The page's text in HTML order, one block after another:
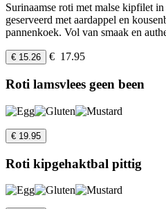
Surinaamse roti met malse kipfilet
geserveerd met aardappel en
pannenkoek. Vol van smaak en
€ 15.26 € 17.95
Roti lamsvlees geen been
€ 19.95
Roti kipgehaktbal pittig